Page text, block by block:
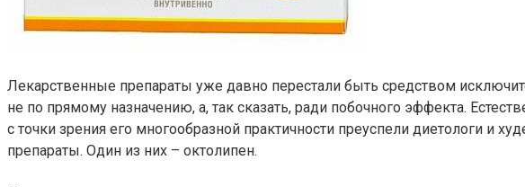
Лекарственные препараты уже давно перестали быть средством
не по прямому назначению, а, так сказать, ради побочного эффекта.
с точки зрения его многообразной практичности преуспели диетологи и
препараты. Один из них – октолипен.